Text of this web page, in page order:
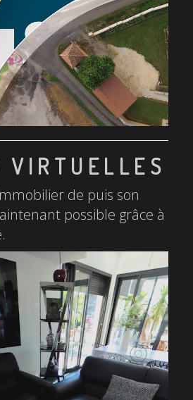
de puis son
possible grâce à